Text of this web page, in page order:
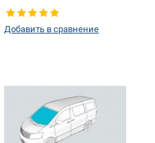
шумоизоляцией
Цвет полосы:
Продукт требующий более
Добавить в сравнение